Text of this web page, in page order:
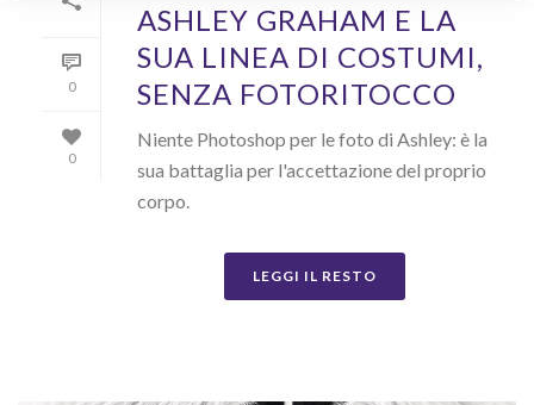
0
0
ASHLEY GRAHAM E LA
SUA LINEA DI COSTUMI,
SENZA FOTORITOCCO
Niente Photoshop per le foto di Ashley: è la
sua battaglia per l'accettazione del proprio
corpo.
LEGGI IL RESTO